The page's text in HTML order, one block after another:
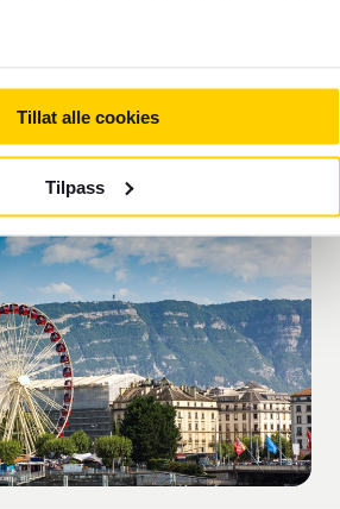
Tillat alle cookies
Tilpass